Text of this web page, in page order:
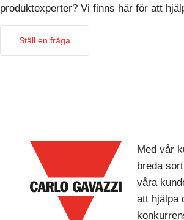
produktexperter? Vi finns här för att
Ställ en fråga
Med vår
breda
våra
att hjälpa